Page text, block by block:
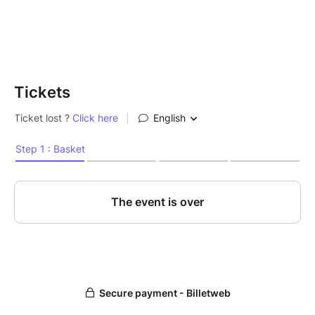
de sensibilisation sur les questions d'égalité. Une fois
expert·e·s sur ces questions.
Replay | Les Mardis de l'égalité sont rediffusés en
A noter : notre librairie partenaire Comment Dire sera
Tickets